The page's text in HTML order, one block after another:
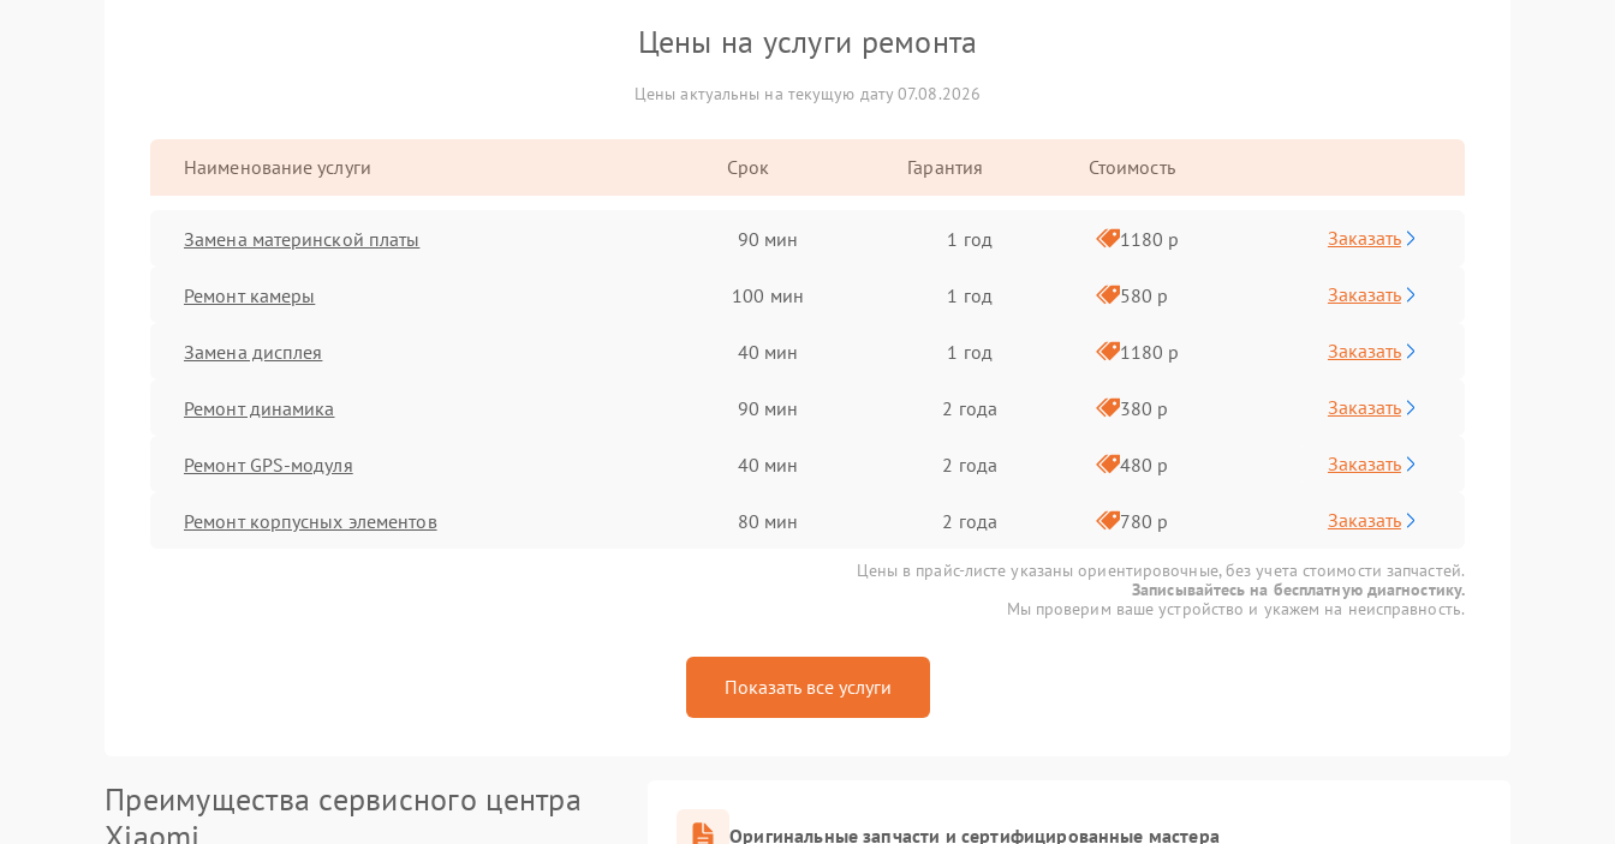
Цены на услуги ремонта
Цены актуальны на текущую дату 07.08.2026
Наименование услуги Срок Гарантия Стоимость
Замена материнской платы 90 мин 1 год 1180 р Заказать
Ремонт камеры 100 мин 1 год 580 р Заказать
Замена дисплея 40 мин 1 год 1180 р Заказать
Ремонт динамика 90 мин 2 года 380 р Заказать
Ремонт GPS-модуля 40 мин 2 года 480 р Заказать
Ремонт корпусных элементов 80 мин 2 года 780 р Заказать
Цены в прайс-листе указаны ориентировочные, без учета стоимости запчастей.
Записывайтесь на бесплатную диагностику.
Мы проверим ваше устройство и укажем на неисправность.
Показать все услуги
Преимущества сервисного центра
Оригинальные запчасти и сертифицированные мастера